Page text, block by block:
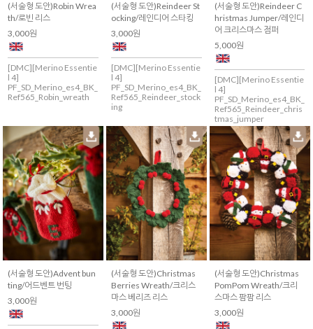
(서술형 도안)Robin Wrea
th/로빈 리스
3,000원
[DMC][Merino Essentie
l 4]
PF_SD_Merino_es4_BK_
Ref565_Robin_wreath
(서술형 도안)Reindeer St
ocking/레인디어 스타킹
3,000원
[DMC][Merino Essentie
l 4]
PF_SD_Merino_es4_BK_
Ref565_Reindeer_stock
ing
(서술형 도안)Reindeer C
hristmas Jumper/레인디
어 크리스마스 점퍼
5,000원
[DMC][Merino Essentie
l 4]
PF_SD_Merino_es4_BK_
Ref565_Reindeer_chris
tmas_jumper
(서술형 도안)Advent bun
ting/어드벤트 번팅
3,000원
(서술형 도안)Christmas
Berries Wreath/크리스
마스 베리즈 리스
3,000원
(서술형 도안)Christmas
PomPom Wreath/크리
스마스 팜팜 리스
3,000원